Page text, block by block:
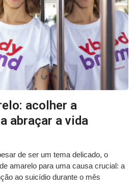
acolher a
abraçar a vida
de ser um tema delicado, o
amarelo para uma causa crucial: a
ao suicídio durante o mês